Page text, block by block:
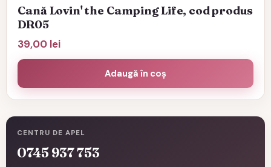
CENTRU DE APEL
0745 937 753
Cană Lovin' the Camping Life, cod produs
DR05
39,00 lei
Adaugă în coș